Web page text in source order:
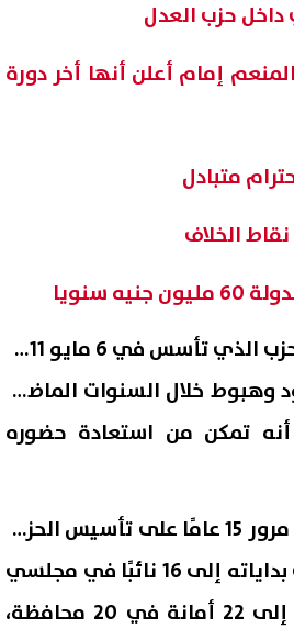
حزب العدل
إمام أعلن أنها أخر دورة
متبادل
الخلاف
قال أحمد القناوي، الأمين العام لحزب العدل، إن الحزب الذي تأسس في 6 مايو 2011
مرّ بمراحل صعود وهبوط خلال السنوات الماضية
تمكن من استعادة حضوره
وأوضح قناوي، في حواره مع الرئيس نيوز بمناسبة مرور 15 عامًا على تأسيس الحزب،
أن "العدل" انتقل من ثلاث مقاعد برلمانية فقط في بداياته إلى 16 نائبًا في مجلسي
النواب والشيوخ، إلى جانب توسع تنظيمي ليصل إلى 22 أمانة في 20 محافظة،
سبور.. اعرف موعد ظهوره الأول
06 أغسطس, 2026 01:54 م